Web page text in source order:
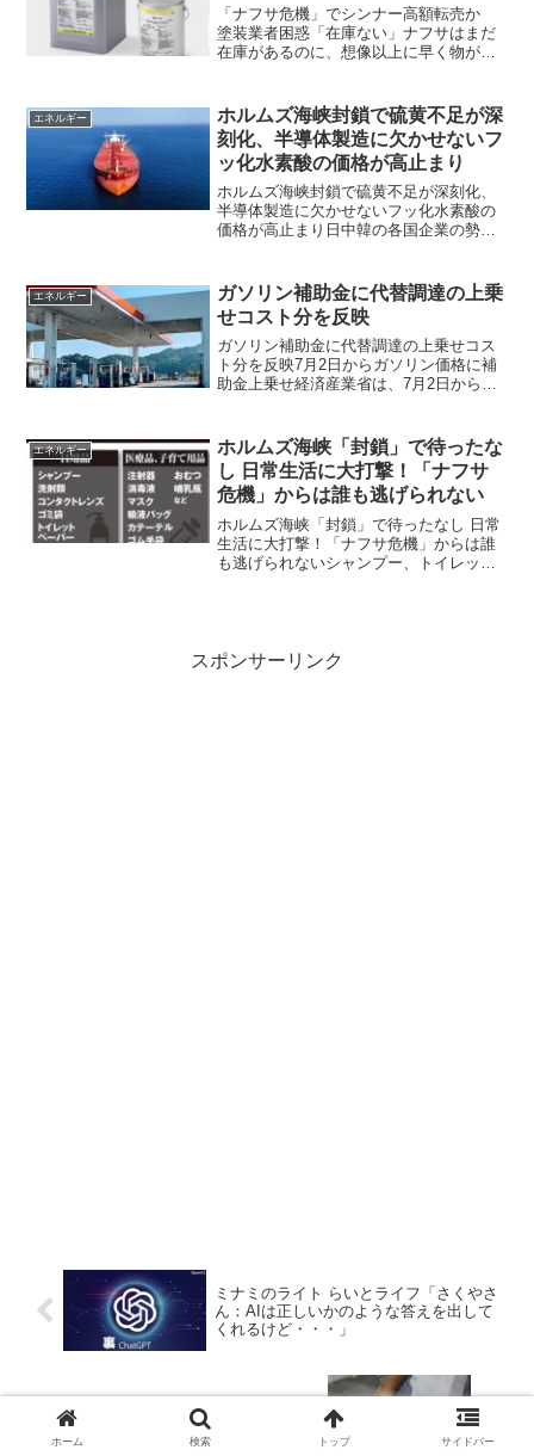
「ナフサ危機」でシンナー高額転売か
塗装業者困惑「在庫ない」ナフサはまだ
在庫があるのに、想像以上に早く物がな
くられる化学製品の供給不安が国内で広
がる中、塗料用シンナーが...
エネルギー
ホルムズ海峡封鎖で硫黄不足が深
刻化、半導体製造に欠かせないフ
ッ化水素酸の価格が高止まり
ホルムズ海峡封鎖で硫黄不足が深刻化、
半導体製造に欠かせないフッ化水素酸の
価格が高止まり日中韓の各国企業の勢力
ーン指数は高止まり フッ素製品価格が
急騰している。中国の大...
エネルギー
ガソリン補助金に代替調達の上乗
せコスト分を反映
ガソリン補助金に代替調達の上乗せコス
ト分を反映7月2日からガソリン価格に補
助金上乗せ経済産業省は、7月2日からガ
整単価」として補助金に上乗せすること
で、ガソリン小売価格...
エネルギー
ホルムズ海峡「封鎖」で待ったな
し 日常生活に大打撃！「ナフサ
危機」からは誰も逃げられない
ホルムズ海峡「封鎖」で待ったなし 日常
生活に大打撃！「ナフサ危機」からは誰
も逃げられないシャンプー、トイレット
スポンサーリンク
ミナミのライト らいとライフ「さくやさ
ん：AIは正しいかのような答えを出して
くれるけど・・・」
首相「世界一安全な日本に」 自民、ス
トーカー加害者へGPS装着提言
ホーム 検索 トップ サイドバー